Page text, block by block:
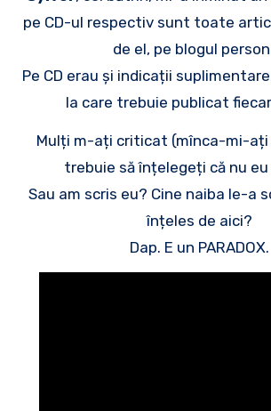
pe CD-ul respectiv sunt toate
de el, pe blogul
Pe CD erau și indicații
la care trebuie publicat
Mulți m-ați criticat (mînca-mi-ați
trebuie să înțelegeți că nu eu
Sau am scris eu? Cine naiba le-a
înțeles de aici?
Dap. E un PARADOX.